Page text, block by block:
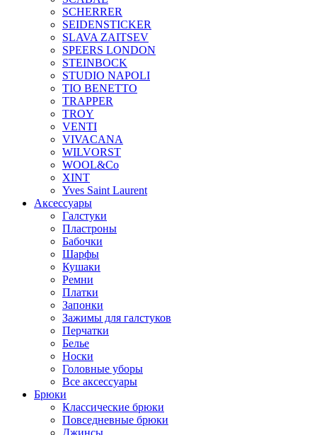
SCHERRER
SEIDENSTICKER
SLAVA ZAITSEV
SPEERS LONDON
STEINBOCK
STUDIO NAPOLI
TIO BENETTO
TRAPPER
TROY
VENTI
VIVACANA
WILVORST
WOOL&Co
XINT
Yves Saint Laurent
Аксессуары
Галстуки
Пластроны
Бабочки
Шарфы
Кушаки
Ремни
Платки
Запонки
Зажимы для галстуков
Перчатки
Белье
Носки
Головные уборы
Все аксессуары
Брюки
Классические брюки
Повседневные брюки
Джинсы